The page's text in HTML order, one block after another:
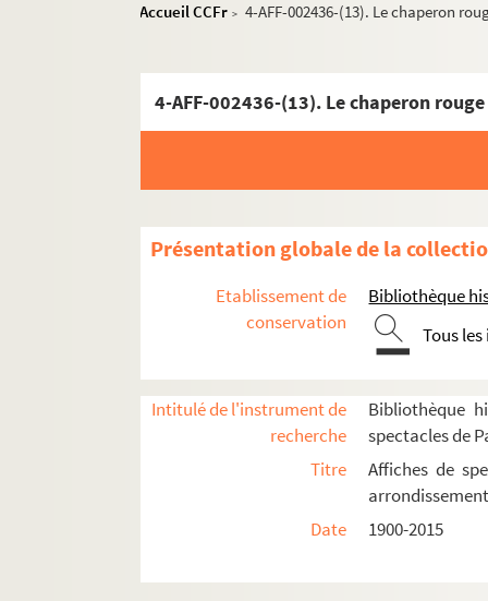
Accueil CCFr > 4-AFF-002436-(13). Le chaperon
4-AFF-002436-(13). Le chaperon rouge
Présentation globale de la
Etablissement de
conservation
Bibliothèque
Tous
Intitulé de l'instrument de
recherche
Bibliothèque
spectacles de
Titre
Affiches de
Date
1900-2015
Le Prologue
Square Vaugirard
Direction Cécile Reiff Junqua
Direction Régis Santon
Spectacles
4-AFF-002436-(01). Ali Baba et
4-AFF-002436-(02). Alice
4-AFF-002436-(04). Au coeur des
4-AFF-002436-(05). L'avare
4-AFF-002436-(06). Un bain de